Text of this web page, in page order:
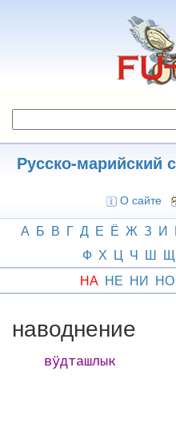
Русско-марийский
О сайте
А Б В Г Д Е Ё Ж З И
Ф Х Ц Ч Ш Щ
НА НЕ НИ НО
наводнение
вӱдташлык